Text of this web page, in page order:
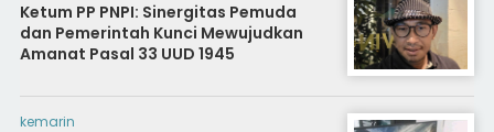
Ketum PP PNPI: Sinergitas Pemuda
dan Pemerintah Kunci Mewujudkan
Amanat Pasal 33 UUD 1945
kemarin